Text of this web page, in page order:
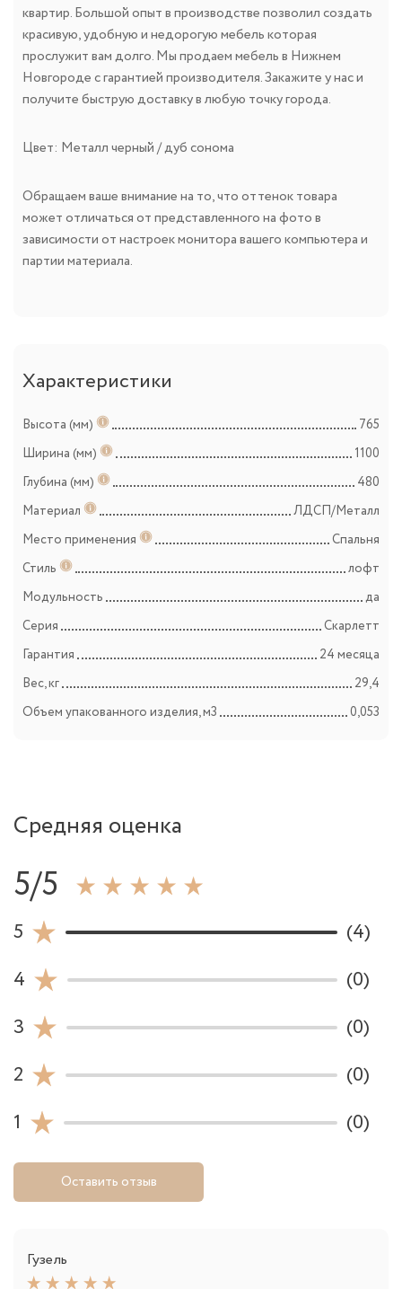
квартир. Большой опыт в производстве позволил создать
красивую, удобную и недорогую мебель которая
прослужит вам долго. Мы продаем мебель в Нижнем
Новгороде с гарантией производителя. Закажите у нас и
получите быструю доставку в любую точку города.
Цвет: Металл черный / дуб сонома
Обращаем ваше внимание на то, что оттенок товара
может отличаться от представленного на фото в
зависимости от настроек монитора вашего компьютера и
партии материала.
Характеристики
Высота (мм)
765
Ширина (мм)
1100
Глубина (мм)
480
Материал
ЛДСП/Металл
Место применения
Спальня
Стиль
лофт
Модульность
да
Серия
Скарлетт
Гарантия
24 месяца
Вес, кг
29,4
Объем упакованного изделия, м3
0,053
Средняя оценка
5/5
5
(4)
4
(0)
3
(0)
2
(0)
1
(0)
Оставить отзыв
Гузель